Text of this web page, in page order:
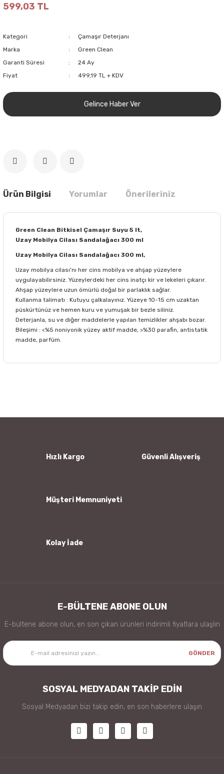
599,03 TL
Kategori
Çamaşır Deterjanı
Marka
Green Clean
Garanti Süresi
24 Ay
Fiyat
499,19 TL + KDV
Gelince Haber Ver
Ürün Bilgisi Yorumlar Önerileriniz
Green Clean Bitkisel Çamaşır Suyu 5 lt,
Uzay Mobilya Cilası Sandalağacı 300 ml
Uzay Mobilya Cilası Sandalağacı 300 ml,
Uzay mobilya cilası'nı her cins mobilya ve ahşap yüzeylere
uygulayabilirsiniz. Yüzeylerdeki her cins inatçı kir ve lekeleri çıkarır.
Ahşap yüzeylere uzun ömürlü doğal bir parlaklık sağlar.
Kullanma talimatı : Kutuyu çalkalayınız. Yüzeye 10-15 cm uzaktan
püskürtünüz ve hemen kuru ve yumuşak bir bezle siliniz.
Deterjanla, su ve diğer maddelerle yapılan temizlikler ahşabı bozar.
Bileşimi : <%5 noniyonik yüzey aktif madde, >%30 parafin, antistatik
madde, parfüm.
Ürün bilgilerinde hatalar bulunuyor.
Hızlı Kargo Güvenli Alışveriş
Müşteri Memnuniyeti
Kolay İade
E-BÜLTENE ABONE OLUN
E-bültene abone olun, en son çıkan ürünleri indirimli fiyatlara ulaşlın
GÖNDER
SOSYAL MEDYADAN TAKİP EDİN
Sosyal Medyadan bizi takip edin, en son haberlere ulaşın